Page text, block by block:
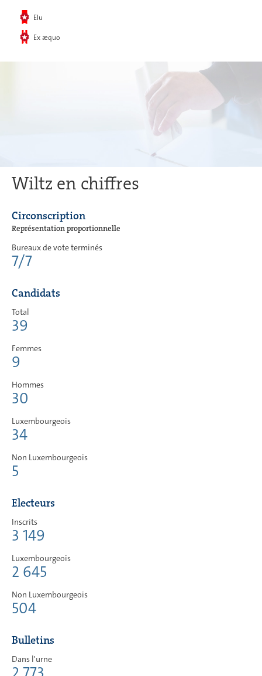
Elu
Ex æquo
Wiltz en chiffres
Circonscription
Représentation proportionnelle
Bureaux de vote terminés
7/7
Candidats
Total
39
Femmes
9
Hommes
30
Luxembourgeois
34
Non Luxembourgeois
5
Electeurs
Inscrits
3 149
Luxembourgeois
2 645
Non Luxembourgeois
504
Bulletins
Dans l'urne